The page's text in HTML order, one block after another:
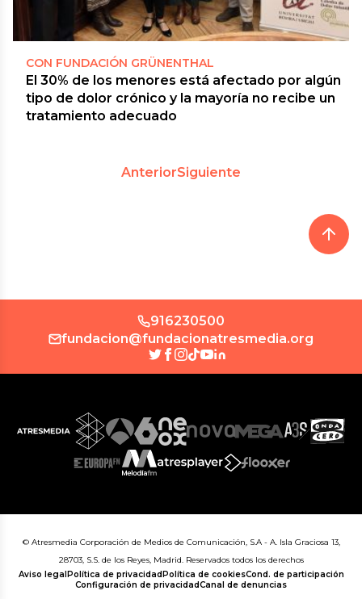
CON FUNDACIÓN GRÜNENTHAL
El 30% de los menores está afectado por algún
tipo de dolor crónico y la mayoría no recibe un
tratamiento adecuado
AnteriorSiguiente
916230500
fundacion@fundacionatresmedia.org
© Atresmedia Corporación de Medios de Comunicación, S.A - A. Isla Graciosa 13,
28703, S.S. de los Reyes, Madrid. Reservados todos los derechos
Aviso legal Política de privacidad Política de cookiesCond. de participación
Configuración de privacidadCanal de denuncias